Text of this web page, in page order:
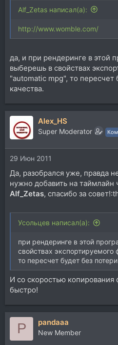
Alf_Zetas написал(а):
http://www.womble.com/
да, и при рендеринге в этой
выберешь в свойствах
"automatic mpg", то пересчет
качества.
Alex_HS
Super Moderator
29 Июн 2011
Да, разобрался уже, правда
нужно добавить на таймлайн
Alf_Zetas, спасибо за
Усольцев написал(а):
при рендеринге в этой
свойствах
то пересчет будет без
И со скоростью копирования
быстро!
P pandaaa
New Member